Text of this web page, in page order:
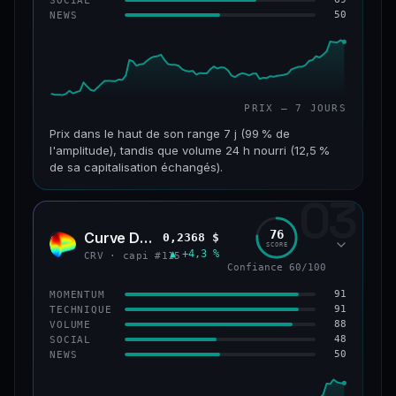
CONFIANCE 61/100
NEWS 50
PRIX — 7 JOURS
Prix dans le haut de son range 7 j (99 % de
l'amplitude), tandis que volume 24 h nourri (12,5 %
de sa capitalisation échangés).
CAP. MARCHÉ VOLUME 24 H
VAR. 7 J VAR. 30 J
+82,3 %
VS ATH
−69,6 % #65
CONFIANCE 66/100
03
CRV Curve DAO
CRV · capi #115
0,2368 $
▲ +4,3 %
76
SCORE
Confiance 60/100
MOMENTUM 91
TECHNIQUE 91
VOLUME 88
SOCIAL 48
NEWS 50